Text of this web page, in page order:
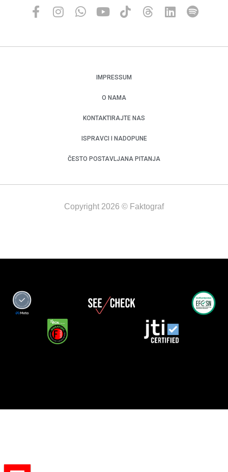
IMPRESSUM
O NAMA
KONTAKTIRAJTE NAS
ISPRAVCI I NADOPUNE
ČESTO POSTAVLJANA PITANJA
Copyright 2026 © Faktograf